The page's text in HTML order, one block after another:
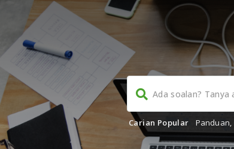
Carian Popular Panduan,